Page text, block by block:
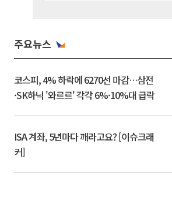
주요뉴스
코스피, 4% 하락에 6270선 마감…삼전
·SK하닉 '와르르' 각각 6%·10%대 급락
ISA 계좌, 5년마다 깨라고요? [이슈크래
커]